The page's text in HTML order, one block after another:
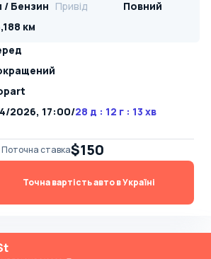
/ Бензин Привід
Повний
км
2026, 17:00/28 д : 12 г : 13 хв
Поточна ставка$150
Точна вартість авто в Україні